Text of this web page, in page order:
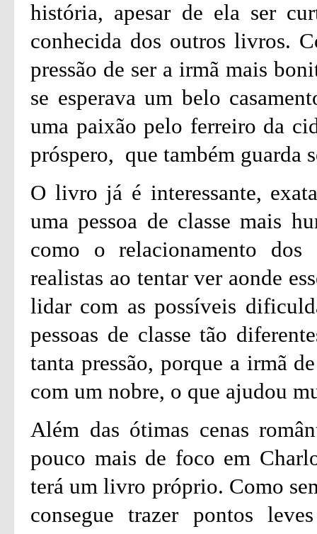
história, apesar de ela ser
conhecida dos outros livros.
pressão de ser a irmã mais
se esperava um belo
uma paixão pelo ferreiro da
próspero, que também guarda
O livro já é interessante,
uma pessoa de classe mais
como o relacionamento
realistas ao tentar ver aonde
lidar com as possíveis
pessoas de classe tão
tanta pressão, porque a irmã
com um nobre, o que ajudou
Além das ótimas cenas
pouco mais de foco em
terá um livro próprio. Como
consegue trazer pontos